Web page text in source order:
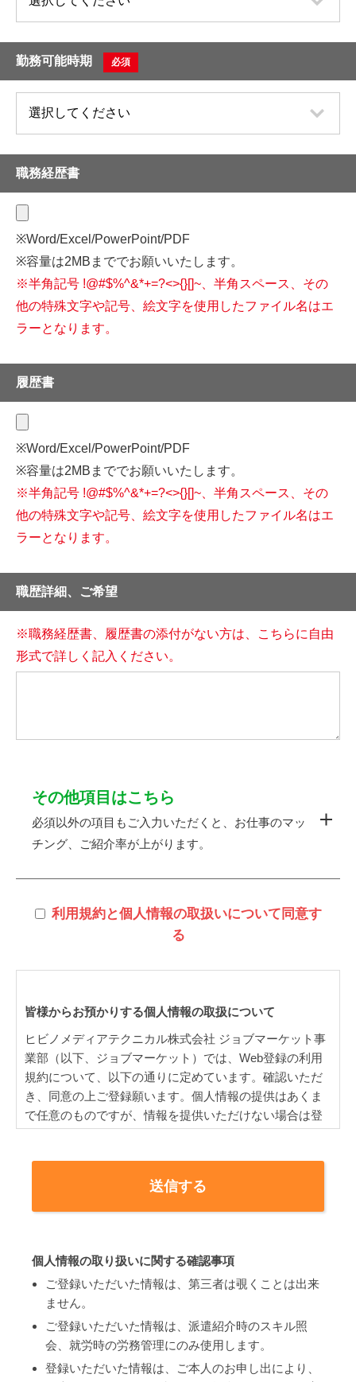
勤務可能時期 必須
職務経歴書
※Word/Excel/PowerPoint/PDF
※容量は2MBまででお願いいたします。
※半角記号 !@#$%^&*+=?<>{}[]~、半角スペース、その
他の特殊文字や記号、 絵文字を使用したファイル名はエ
ラーとなります。
履歴書
※Word/Excel/PowerPoint/PDF
※容量は2MBまででお願いいたします。
※半角記号 !@#$%^&*+=?<>{}[]~、半角スペース、その
他の特殊文字や記号、 絵文字を使用したファイル名はエ
ラーとなります。
職歴詳細、ご希望
※職務経歴書、履歴書の添付がない方は、こちらに自由
形式で詳しく記入ください。
その他項目はこちら
必須以外の項目もご入力いただくと、お仕事のマッ
チング、ご紹介率が上がります。
利用規約と個人情報の取扱いについて同意す
る
皆様からお預かりする個人情報の取扱について
ヒビノメディアテクニカル株式会社 ジョブマーケット事
業部（以下、ジョブマーケット）では、Web登録の利用
規約について、以下の通りに定めています。確認いただ
き、同意の上ご登録願います。個人情報の提供はあくま
で任意のものですが、情報を提供いただけない場合は登
全のため急を要する場合には、個人情報取扱責任者の
元でこの範囲を超えた従業者に取り扱わせる場合もあ
ります。
個人情報取扱者には入社時はもとより1年に1回以上個
人情報保護に関する教育を行い、派遣元責任者は少な
保護に関する知識情報の習得に努めます。
個人情報の取り扱いに関する確認事項
ご登録いただいた情報は、第三者は覗くことは出来
ません。
ご登録いただいた情報は、派遣紹介時のスキル照
会、就労時の労務管理にのみ使用します。
登録いただいた情報は、ご本人のお申し出により、